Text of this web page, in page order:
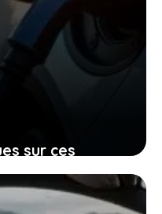
sur ces
le marché de